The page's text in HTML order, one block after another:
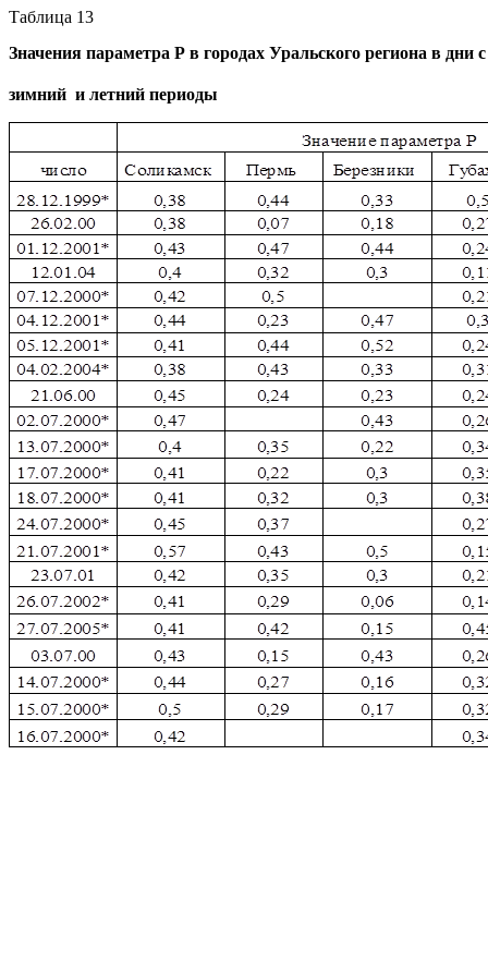
Таблица 13
Значения параметра Р в городах Уральского региона в
зимний и летний периоды